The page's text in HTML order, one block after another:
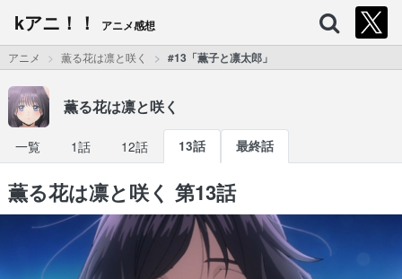
kアニ！！ アニメ感想
アニメ 薫る花は凛と咲く #13「薫子と凛太郎」
薫る花は凛と咲く
一覧 1話 12話 13話 最終話
薫る花は凛と咲く 第13話